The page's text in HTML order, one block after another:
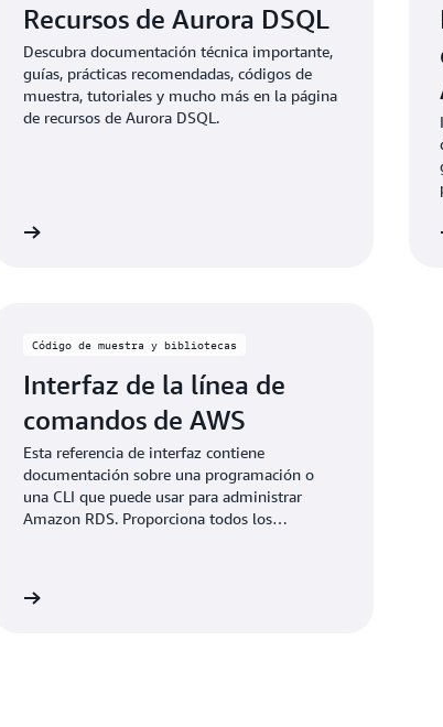
Recursos de Aurora DSQL
Descubra documentación técnica importante,
guías, prácticas recomendadas, códigos de
muestra, tutoriales y mucho más en la página
de recursos de Aurora DSQL.
Código de muestra y bibliotecas
Interfaz de la línea de
comandos de AWS
Esta referencia de interfaz contiene
documentación sobre una programación o
una CLI que puede usar para administrar
Amazon RDS. Proporciona todos los